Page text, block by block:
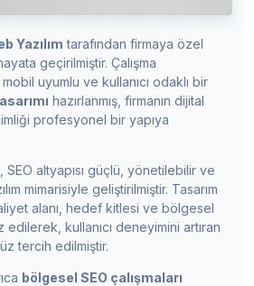
Yazılım tarafından firmaya özel
geçirilmiştir. Çalışma
uyumlu ve kullanıcı odaklı bir
hazırlanmış, firmanın dijital
profesyonel bir yapıya
SEO altyapısı güçlü, yönetilebilir ve
mimarisiyle geliştirilmiştir. Tasarım
alanı, hedef kitlesi ve bölgesel
kullanıcı deneyimini artıran
tercih edilmiştir.
bölgesel SEO çalışmaları